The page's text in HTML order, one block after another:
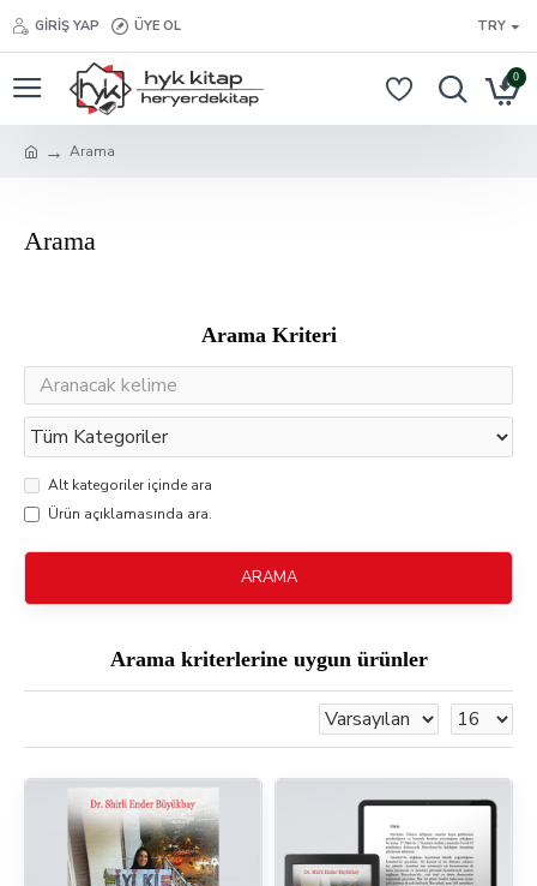
GIRIŞ YAP ÜYE OL TRY
0
Arama
Arama
Arama Kriteri
Alt kategoriler içinde ara
Ürün açıklamasında ara.
ARAMA
Arama kriterlerine uygun ürünler